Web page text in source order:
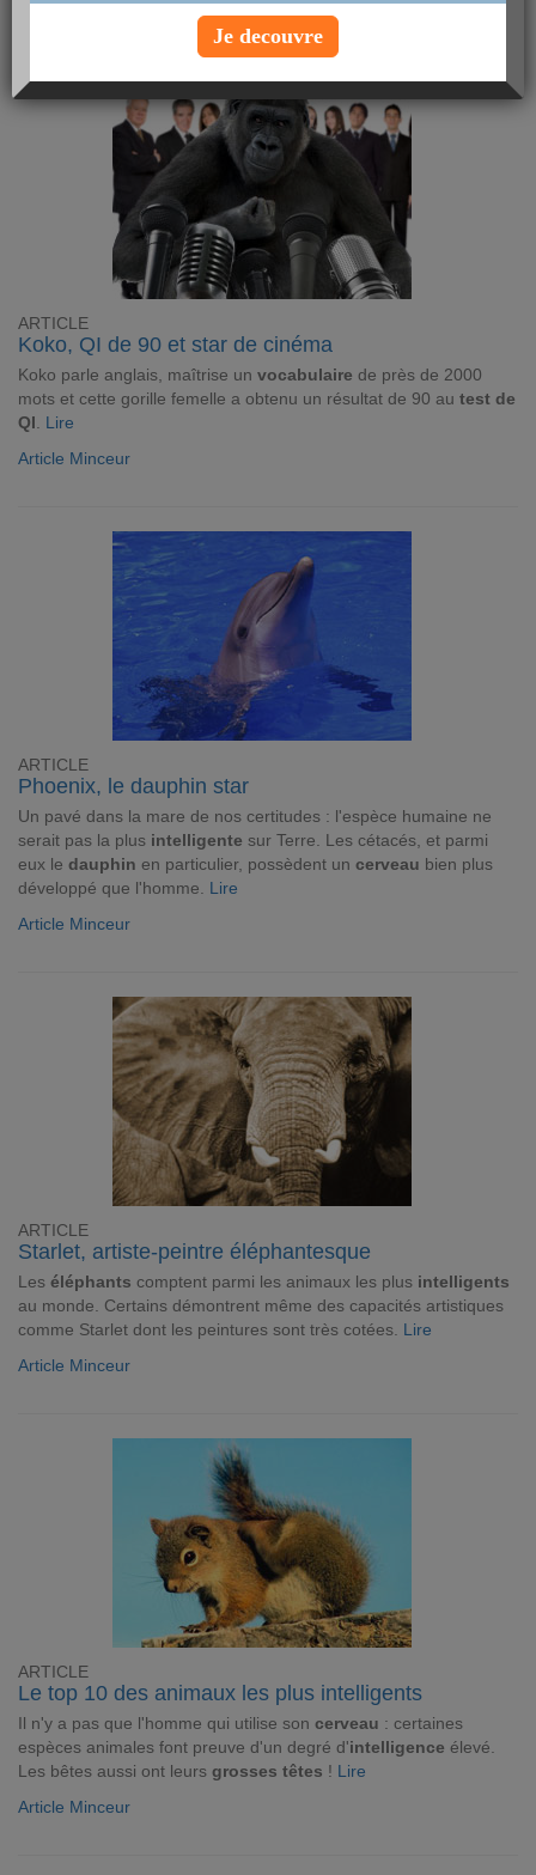
ARTICLE
Koko, QI de 90 et star de cinéma
Koko parle anglais, maîtrise un vocabulaire de près de 2000
mots et cette gorille femelle a obtenu un résultat de 90 au test de
QI
Lire
Article Minceur
ARTICLE
Phoenix, le dauphin star
Un pavé dans la mare de nos certitudes : l'espèce humaine ne
serait pas la plus intelligente sur Terre. Les cétacés, et parmi
eux le dauphin en particulier, possèdent un cerveau bien plus
développé que l'homme. Lire
Article Minceur
ARTICLE
Starlet, artiste-peintre éléphantesque
Les éléphants comptent parmi les animaux les plus intelligents
au monde. Certains démontrent même des capacités artistiques
comme Starlet dont les peintures sont très cotées. Lire
Article Minceur
ARTICLE
Le top 10 des animaux les plus intelligents
Il n'y a pas que l'homme qui utilise son cerveau : certaines
espèces animales font preuve d'un degré d'intelligence élevé.
Les bêtes aussi ont leurs grosses têtes ! Lire
Article Minceur
Je decouvre